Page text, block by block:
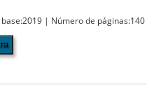
| Número de páginas:140